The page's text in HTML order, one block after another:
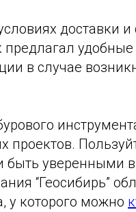
доставки
удобные
в случае
уверенными
“Геосибирь”
у которого можно